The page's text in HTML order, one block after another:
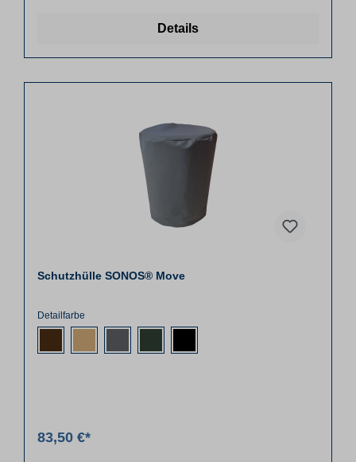
Details
Schutzhülle SONOS® Move
Detailfarbe
83,50 €*